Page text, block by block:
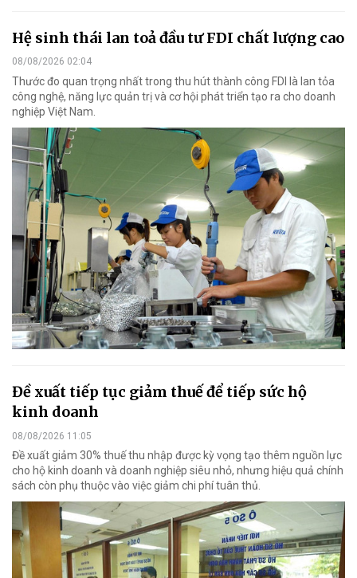
Hệ sinh thái lan toả đầu tư FDI chất lượng cao
08/08/2026 02:04
Thước đo quan trọng nhất trong thu hút thành công FDI là lan tỏa
công nghệ, năng lực quản trị và cơ hội phát triển tạo ra cho doanh
nghiệp Việt Nam.
Đề xuất tiếp tục giảm thuế để tiếp sức hộ
kinh doanh
08/08/2026 11:05
Đề xuất giảm 30% thuế thu nhập được kỳ vọng tạo thêm nguồn lực
cho hộ kinh doanh và doanh nghiệp siêu nhỏ, nhưng hiệu quả chính
sách còn phụ thuộc vào việc giảm chi phí tuân thủ.